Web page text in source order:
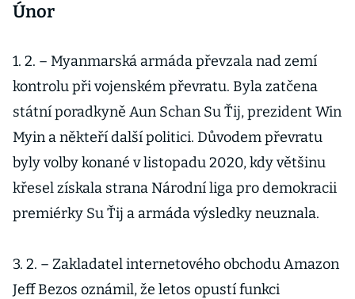
Únor
1. 2. – Myanmarská armáda převzala nad zemí
kontrolu při vojenském převratu. Byla zatčena
státní poradkyně Aun Schan Su Ťij, prezident Win
Myin a někteří další politici. Důvodem převratu
byly volby konané v listopadu 2020, kdy většinu
křesel získala strana Národní liga pro demokracii
premiérky Su Ťij a armáda výsledky neuznala.
3. 2. – Zakladatel internetového obchodu Amazon
Jeff Bezos oznámil, že letos opustí funkci